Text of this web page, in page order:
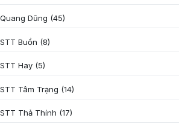
Quang Dũng (45)
STT Buồn (8)
STT Hay (5)
STT Tâm Trạng (14)
STT Thả Thính (17)